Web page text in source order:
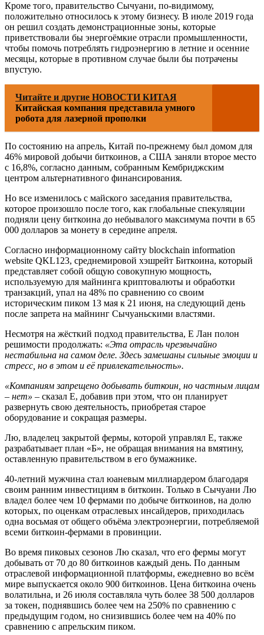
Кроме того, правительство Сычуани, по-видимому,
положительно относилось к этому бизнесу. В июле 2019 года
он решил создать демонстрационные зоны, которые
приветствовали бы энергоёмкие отрасли промышленности,
чтобы помочь потреблять гидроэнергию в летние и осенние
месяцы, которые в противном случае были бы потрачены
впустую.
Читайте и другие НОВОСТИ КИТАЯ
Китайская компания представила умного
робота для лазерной прополки
По состоянию на апрель, Китай по-прежнему был домом для
46% мировой добычи биткоинов, а США заняли второе место
с 16,8%, согласно данным, собранным Кембриджским
центром альтернативного финансирования.
Но все изменилось с майского заседания правительства,
которое произошло после того, как глобальные спекуляции
подняли цену биткоина до небывалого максимума почти в 65
000 долларов за монету в середине апреля.
Согласно информационному сайту blockchain information
website QKL123, среднемировой хэшрейт Биткоина, который
представляет собой общую совокупную мощность,
используемую для майнинга криптовалюты и обработки
транзакций, упал на 48% по сравнению со своим
историческим пиком 13 мая к 21 июня, на следующий день
после запрета на майнинг Сычуаньскими властями.
Несмотря на жёсткий подход правительства, Е Лан полон
решимости продолжать: «Эта отрасль чрезвычайно
нестабильна на самом деле. Здесь замешаны сильные эмоции и
стресс, но в этом и её привлекательность».
«Компаниям запрещено добывать биткоин, но частным лицам
– нет» – сказал Е, добавив при этом, что он планирует
развернуть свою деятельность, приобретая старое
оборудование и сокращая размеры.
Лю, владелец закрытой фермы, которой управлял Е, также
разрабатывает план «Б», не обращая внимания на вмятину,
оставленную правительством в его бумажнике.
40-летний мужчина стал юаневым миллиардером благодаря
своим ранним инвестициям в биткоин. Только в Сычуани Лю
владел более чем 10 фермами по добыче биткоинов, на долю
которых, по оценкам отраслевых инсайдеров, приходилась
одна восьмая от общего объёма электроэнергии, потребляемой
всеми биткоин-фермами в провинции.
Во время пиковых сезонов Лю сказал, что его фермы могут
добывать от 70 до 80 биткоинов каждый день. По данным
отраслевой информационной платформы, ежедневно во всём
мире выпускается около 900 биткоинов. Цена биткоина очень
волатильна, и 26 июля составляла чуть более 38 500 долларов
за токен, поднявшись более чем на 250% по сравнению с
предыдущим годом, но снизившись более чем на 40% по
сравнению с апрельским пиком.